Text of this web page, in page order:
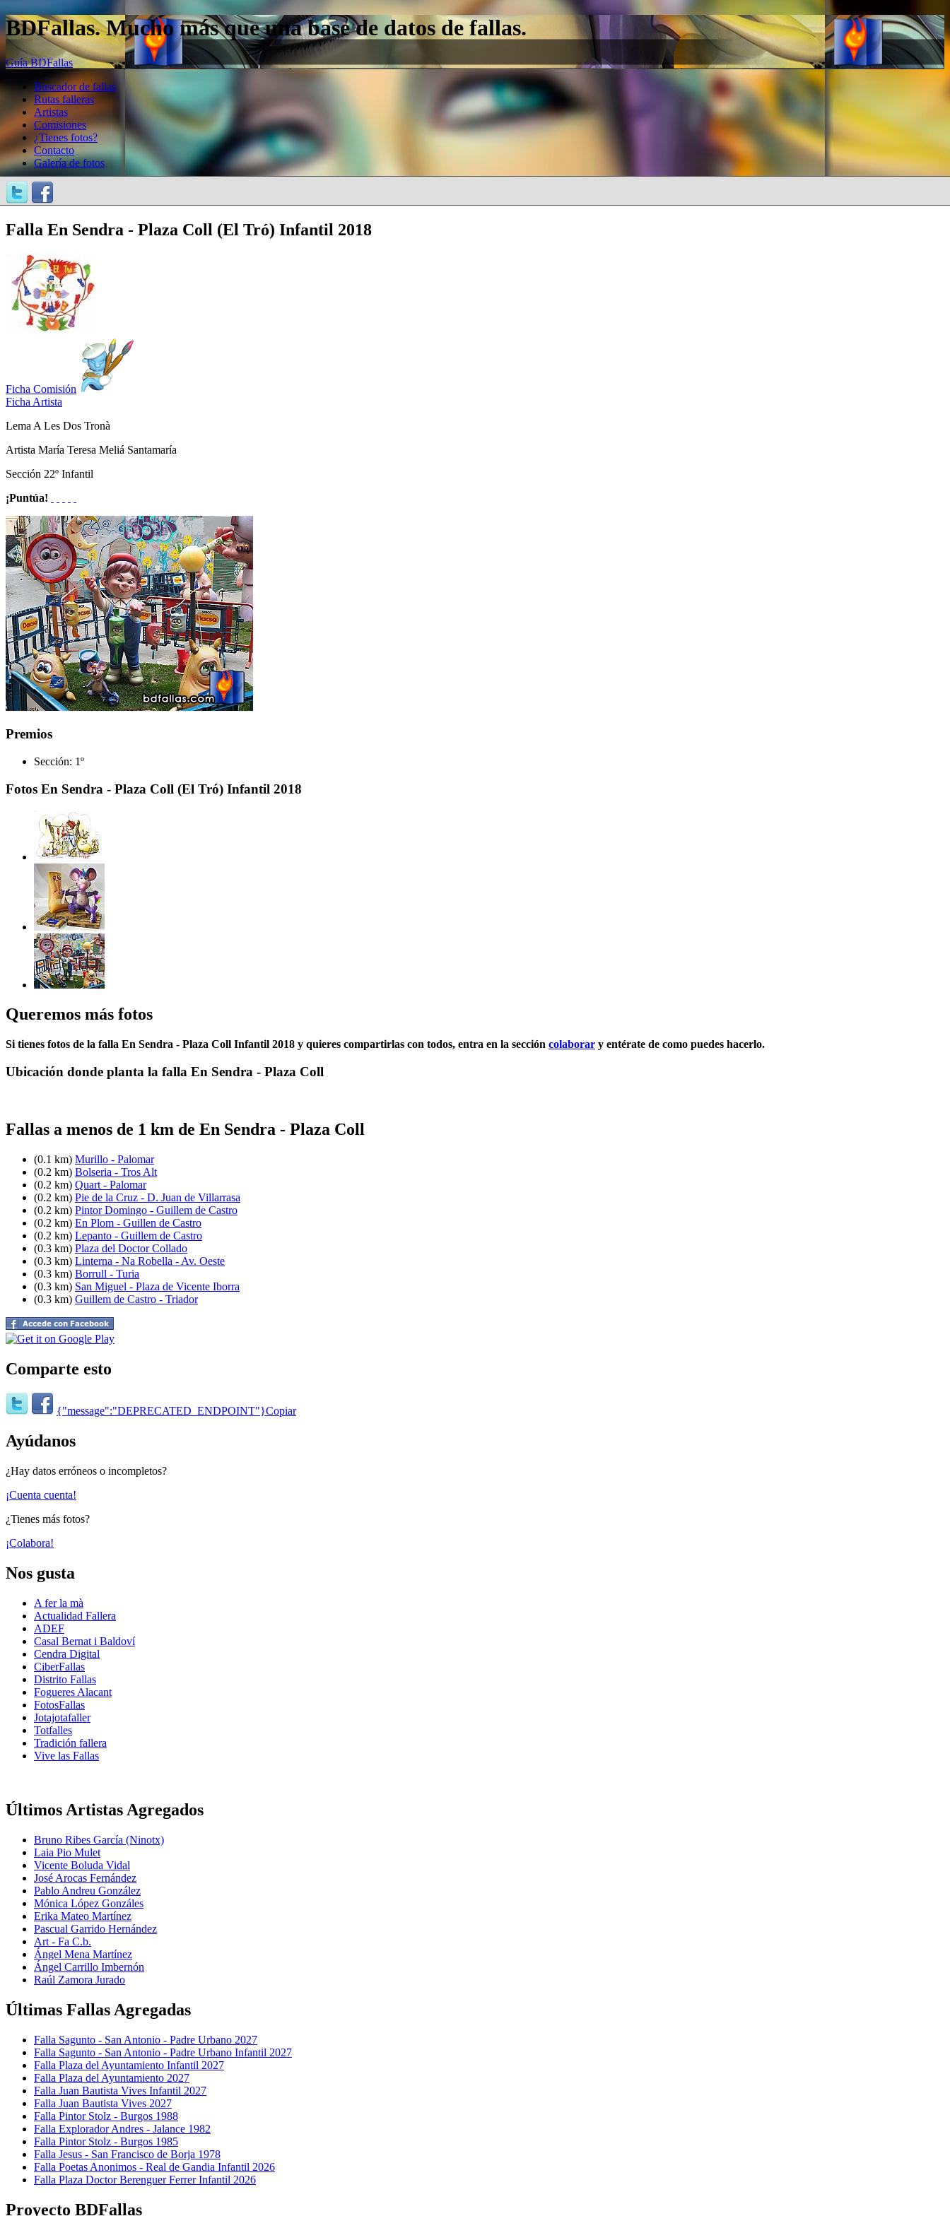
BDFallas. Mucho más que una base de datos de fallas.
Guía BDFallas
Buscador de fallas
Rutas falleras
Artistas
Comisiones
¿Tienes fotos?
Contacto
Galería de fotos
Falla En Sendra - Plaza Coll (El Tró) Infantil 2018
Ficha Comisión
Ficha Artista
Lema A Les Dos Tronà
Artista María Teresa Meliá Santamaría
Sección 22º Infantil
¡Puntúa!
Premios
Sección: 1º
Fotos En Sendra - Plaza Coll (El Tró) Infantil 2018
Queremos más fotos
Si tienes fotos de la falla En Sendra - Plaza Coll Infantil 2018 y quieres compartirlas con todos, entra en la sección colaborar y entérate de como puedes hacerlo.
Ubicación donde planta la falla En Sendra - Plaza Coll
Fallas a menos de 1 km de En Sendra - Plaza Coll
(0.1 km) Murillo - Palomar
(0.2 km) Bolseria - Tros Alt
(0.2 km) Quart - Palomar
(0.2 km) Pie de la Cruz - D. Juan de Villarrasa
(0.2 km) Pintor Domingo - Guillem de Castro
(0.2 km) En Plom - Guillen de Castro
(0.2 km) Lepanto - Guillem de Castro
(0.3 km) Plaza del Doctor Collado
(0.3 km) Linterna - Na Robella - Av. Oeste
(0.3 km) Borrull - Turia
(0.3 km) San Miguel - Plaza de Vicente Iborra
(0.3 km) Guillem de Castro - Triador
Comparte esto
{"message":"DEPRECATED_ENDPOINT"}Copiar
Ayúdanos
¿Hay datos erróneos o incompletos?
¡Cuenta cuenta!
¿Tienes más fotos?
¡Colabora!
Nos gusta
A fer la mà
Actualidad Fallera
ADEF
Casal Bernat i Baldoví
Cendra Digital
CiberFallas
Distrito Fallas
Fogueres Alacant
FotosFallas
Jotajotafaller
Totfalles
Tradición fallera
Vive las Fallas
Últimos Artistas Agregados
Bruno Ribes García (Ninotx)
Laia Pio Mulet
Vicente Boluda Vidal
José Arocas Fernández
Pablo Andreu González
Mónica López Gonzáles
Erika Mateo Martínez
Pascual Garrido Hernández
Art - Fa C.b.
Ángel Mena Martínez
Ángel Carrillo Imbernón
Raúl Zamora Jurado
Últimas Fallas Agregadas
Falla Sagunto - San Antonio - Padre Urbano 2027
Falla Sagunto - San Antonio - Padre Urbano Infantil 2027
Falla Plaza del Ayuntamiento Infantil 2027
Falla Plaza del Ayuntamiento 2027
Falla Juan Bautista Vives Infantil 2027
Falla Juan Bautista Vives 2027
Falla Pintor Stolz - Burgos 1988
Falla Explorador Andres - Jalance 1982
Falla Pintor Stolz - Burgos 1985
Falla Jesus - San Francisco de Borja 1978
Falla Poetas Anonimos - Real de Gandia Infantil 2026
Falla Plaza Doctor Berenguer Ferrer Infantil 2026
Proyecto BDFallas